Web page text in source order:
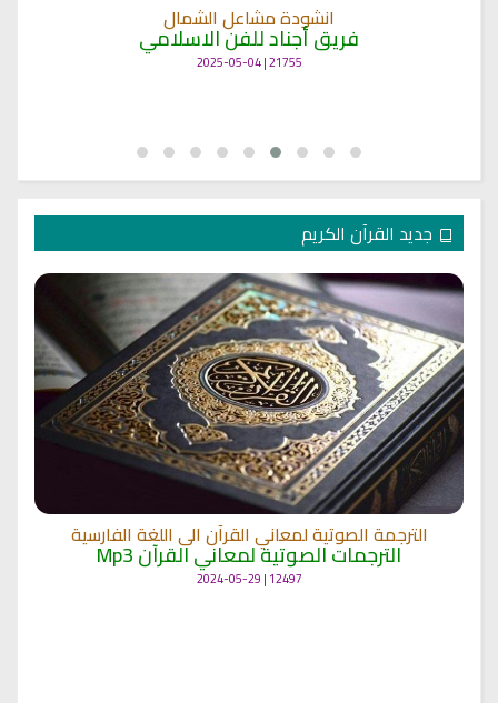
انشودة مشاعل الشمال
فريق أجناد للفن الاسلامي
21755 | 2025-05-04
جديد القرآن الكريم
الترجمة الصوتية لمعاني القرآن الى اللغة الفارسية
الترجمات الصوتية لمعاني القرآن Mp3
12497 | 2024-05-29